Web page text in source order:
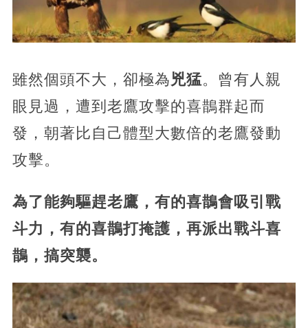
雖然個頭不大，卻極為 兇猛。曾有人親
眼見過，遭到老鷹攻擊的喜鵲群起而
發，朝著比自己體型大數倍的老鷹發動
攻擊。
為了能夠驅趕老鷹，有的喜鵲會吸引戰
斗力，有的喜鵲打掩護，再派出戰斗喜
鵲，搞突襲。